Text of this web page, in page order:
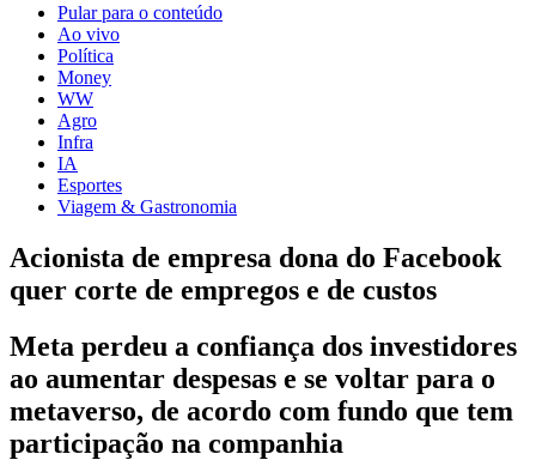
Pular para o conteúdo
Ao vivo
Política
Money
WW
Agro
Infra
IA
Esportes
Viagem & Gastronomia
Acionista de empresa dona do Facebook
quer corte de empregos e de custos
Meta perdeu a confiança dos investidores
ao aumentar despesas e se voltar para o
metaverso, de acordo com fundo que tem
participação na companhia